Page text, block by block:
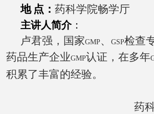
地 点：药科学院畅学厅
主讲人简介：
卢君强，国家GMP、GSP检查
药品生产企业GMP认证，在多年
积累了丰富的经验。
药